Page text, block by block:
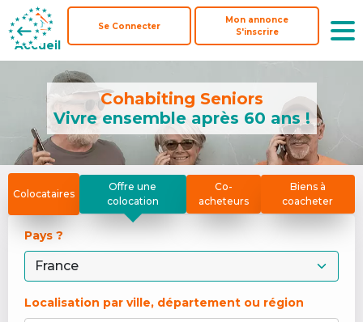
Accueil
Se Connecter
Mon annonce
S'inscrire
Accueil
Se Connecter
Mon annonce
S'inscrire
Cohabiting Seniors
Vivre ensemble après 60 ans !
Colocataires
Offre une
colocation
Co-
acheteurs
Biens à
coacheter
Pays ?
Localisation par ville, département ou région